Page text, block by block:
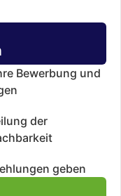
Bewerbung und
der
geben